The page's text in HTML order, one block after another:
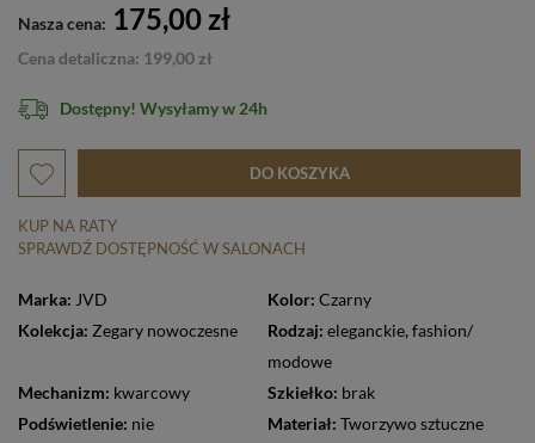
Nasza cena: 175,00 zł
Cena detaliczna: 199,00 zł
Dostępny! Wysyłamy w 24h
DO KOSZYKA
KUP NA RATY
SPRAWDŹ DOSTĘPNOŚĆ W SALONACH
Marka: JVD Kolor: Czarny
Kolekcja: Zegary nowoczesne Rodzaj: eleganckie,
modowe
Mechanizm: kwarcowy Szkiełko: brak
Podświetlenie: nie Materiał: Tworzywo sztuczne